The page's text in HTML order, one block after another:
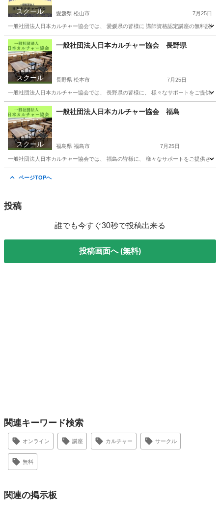
スクール 愛媛県 松山市 7月25日
一般社団法人日本カルチャー協会では、 愛媛県の皆様に 講師資格認定講座の無料説
愛媛 松山市 資格 カルチャー
スクール
一般社団法人日本カルチャー協会 長野県
長野県 松本市 7月25日
一般社団法人日本カルチャー協会では、 長野県の皆様に、 様々なサポートをご提供
長野 松本市 その他 オンライン
スクール
一般社団法人日本カルチャー協会 福島
福島県 福島市 7月25日
一般社団法人日本カルチャー協会では、 福島の皆様に、 様々なサポートをご提供さ
ページTOPへ
投稿
誰でも今すぐ30秒で投稿出来る
投稿画面へ (無料)
関連キーワード検索
オンライン 講座 カルチャー サークル
無料
関連の掲示板